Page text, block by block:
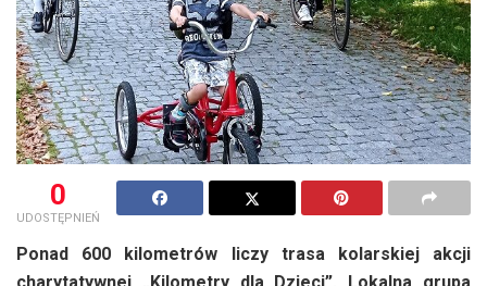
0
UDOSTĘPNIEŃ
Ponad 600 kilometrów liczy trasa kolarskiej akcji